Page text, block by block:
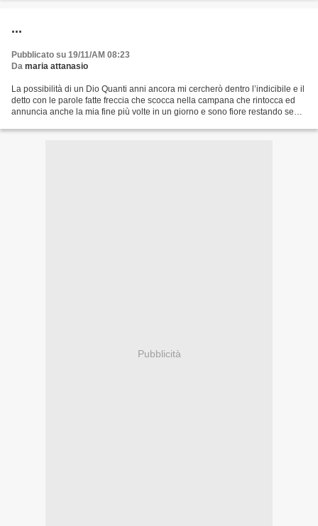
...
Pubblicato su 19/11/AM 08:23
Da maria attanasio
La possibilità di un Dio Quanti anni ancora mi cercherò dentro l’indicibile e il
detto con le parole fatte freccia che scocca nella campana che rintocca ed
annuncia anche la mia fine più volte in un giorno e sono fiore restando seme
Pubblicità